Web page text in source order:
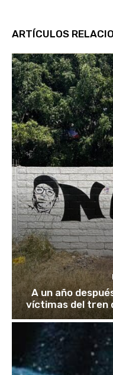
ARTÍCULOS
A un año
víctimas del tren